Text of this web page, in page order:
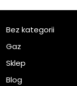
Bez kategorii
Gaz
Sklep
Blog